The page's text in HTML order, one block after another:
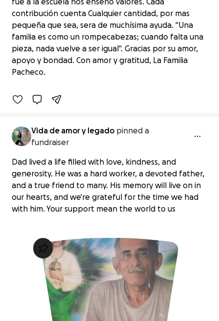
contribución cuenta Cualquier cantidad, por mas
pequeña que sea, sera de muchísima ayuda. "Una
familia es como un rompecabezas; cuando falta una
pieza, nada vuelve a ser igual". Gracias por su amor,
apoyo y bondad. Con amor y gratitud, La Familia
Pacheco.
Apoya El Homenaje Y Legado De
Evodio Pacheco
$300 raised
Vida de amor y legado pinned a
fundraiser
Dad lived a life filled with love, kindness, and
generosity. He was a hard worker, a devoted father,
and a true friend to many. His memory will live on in
our hearts, and we're grateful for the time we had
with him. Your support mean the world to us